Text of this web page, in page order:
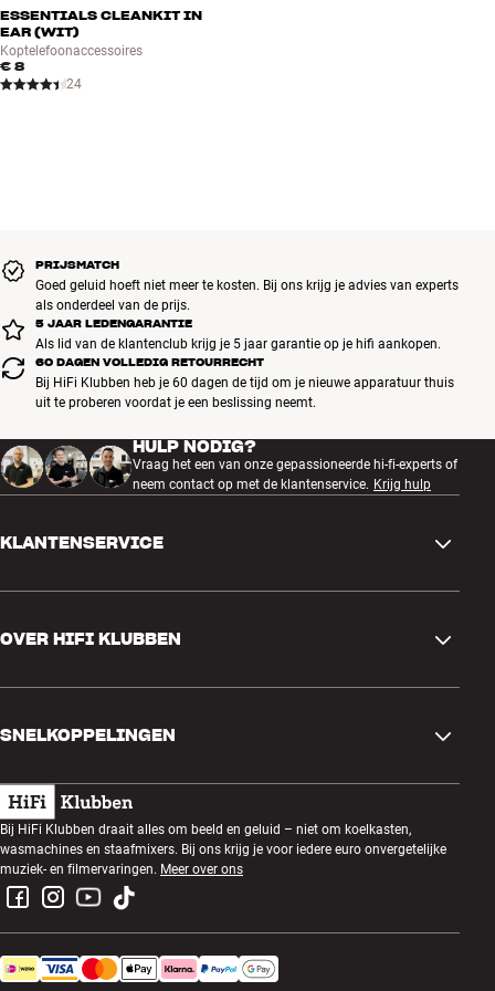
ESSENTIALS CLEANKIT IN
EAR (WIT)
Koptelefoonaccessoires
€ 8
24
PRIJSMATCH
Goed geluid hoeft niet meer te kosten. Bij ons krijg je advies van experts
als onderdeel van de prijs.
5 JAAR LEDENGARANTIE
Als lid van de klantenclub krijg je 5 jaar garantie op je hifi aankopen.
60 DAGEN VOLLEDIG RETOURRECHT
Bij HiFi Klubben heb je 60 dagen de tijd om je nieuwe apparatuur thuis
uit te proberen voordat je een beslissing neemt.
HULP NODIG?
Vraag het een van onze gepassioneerde hi-fi-experts of
neem contact op met de klantenservice. Krijg hulp
KLANTENSERVICE
Ruilen en retourneren
Bestelling herroepen
Algemene voorwaarden
Privacybeleid
OVER HIFI KLUBBEN
Klantenclub
Luisteravond
Prijsvragen
Werken bij HiFi Klubben
SNELKOPPELINGEN
Cadeaubonnen
Bouwen met geluid
Montage en installatie
Apparaten recyclen
Bij HiFi Klubben draait alles om beeld en geluid – niet om koelkasten,
wasmachines en staafmixers. Bij ons krijg je voor iedere euro onvergetelijke
muziek- en filmervaringen. Meer over ons